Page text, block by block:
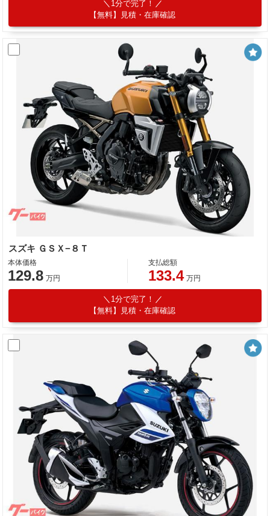
1分で完了！
【無料】見積・在庫確認
スズキ ＧＳＸ−８Ｔ
本体価格
129.8 万円
支払総額
133.4 万円
1分で完了！
【無料】見積・在庫確認